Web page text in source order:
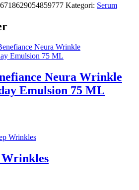
Kategori: Serum
Neura Wrinkle
Emulsion 75 ML
Wrinkles